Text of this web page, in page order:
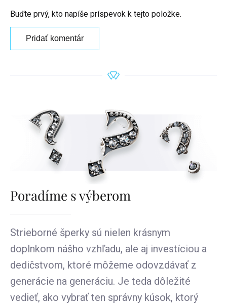
Buďte prvý, kto napíše príspevok k tejto položke.
Pridať komentár
Poradíme s výberom
Strieborné šperky sú nielen krásnym
doplnkom nášho vzhľadu, ale aj investíciou a
dedičstvom, ktoré môžeme odovzdávať z
generácie na generáciu. Je teda dôležité
vedieť, ako vybrať ten správny kúsok, ktorý